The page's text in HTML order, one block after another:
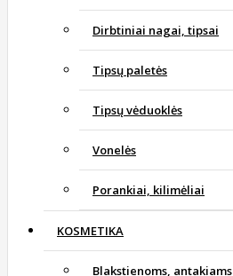
Dirbtiniai nagai, tipsai
Tipsų paletės
Tipsų vėduoklės
Vonelės
Porankiai, kilimėliai
KOSMETIKA
Blakstienoms, antakiams